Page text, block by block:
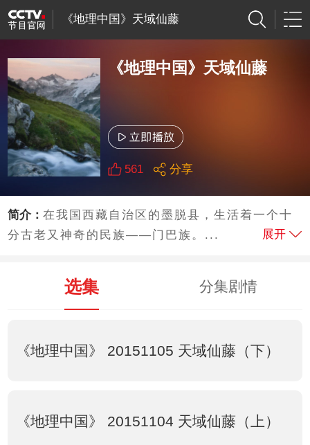
《地理中国》天域仙藤
《地理中国》天域仙藤
561 分享
简介：在我国西藏自治区的墨脱县，生活着一个十
分古老又神奇的民族——门巴族。...
展开
选集 分集剧情
《地理中国》 20151105 天域仙藤（下）
《地理中国》 20151104 天域仙藤（上）